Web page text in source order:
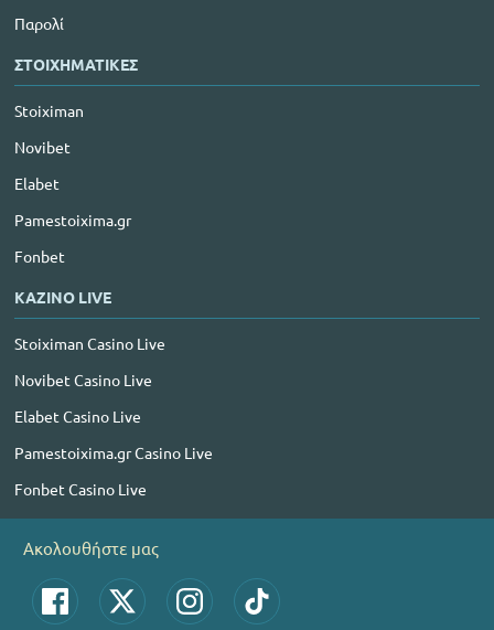
Παρολί
ΣΤΟΙΧΗΜΑΤΙΚΕΣ
Stoiximan
Novibet
Elabet
Pamestoixima.gr
Fonbet
ΚΑΖΙΝΟ LIVE
Stoiximan Casino Live
Novibet Casino Live
Elabet Casino Live
Pamestoixima.gr Casino Live
Fonbet Casino Live
Ακολουθήστε μας